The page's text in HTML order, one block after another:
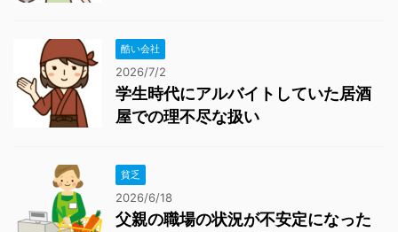
酷い会社
2026/7/2
学生時代にアルバイトしていた居酒
屋での理不尽な扱い
貧乏
2026/6/18
父親の職場の状況が不安定になった